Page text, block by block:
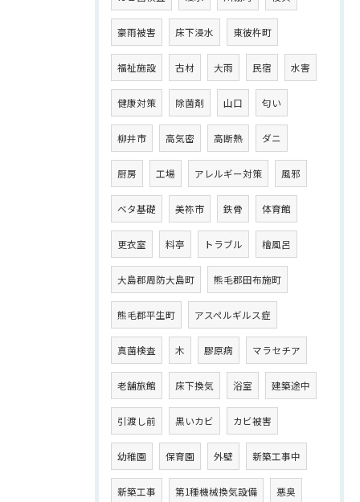
豪雨被害 床下浸水 東彼杵町
福祉施設 古材 大雨 民宿 水害
健康対策 除菌剤 山口 匂い
柳井市 高気密 高断熱 ダニ
厨房 工場 アレルギー対策 風邪
ベタ基礎 美祢市 鉄骨 体育館
更衣室 料亭 トラブル 檜風呂
大島郡周防大島町 熊毛郡田布施町
熊毛郡平生町 アスペルギルス症
真菌検査 木 膠原病 マラセチア
老舗旅館 床下換気 浴室 建築途中
引渡し前 黒いカビ カビ被害
幼稚園 保育園 外壁 新築工事中
新築工事 第1種機械換気設備 悪臭